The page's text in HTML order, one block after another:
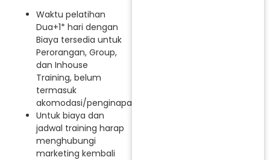
Waktu pelatihan
Dua+1* hari dengan
Biaya tersedia untuk
Perorangan, Group,
dan Inhouse
Training, belum
termasuk
akomodasi/penginapan.
Untuk biaya dan
jadwal training harap
menghubungi
marketing kembali